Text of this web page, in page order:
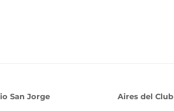
San Jorge Aires del Club